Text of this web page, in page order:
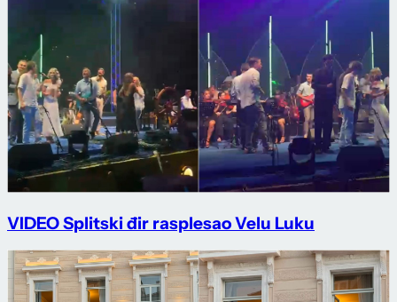
VIDEO Splitski đir rasplesao Velu Luku